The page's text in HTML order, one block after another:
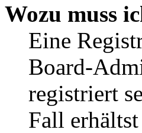
Wozu muss
Eine
Board-
registriert
Fall